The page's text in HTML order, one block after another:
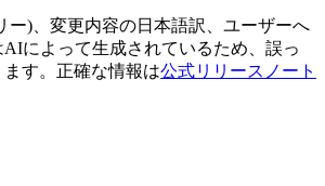
ー)、変更内容の日本語訳、ユーザーへ
によって生成されているため、誤っ
す。正確な情報は公式リリースノート